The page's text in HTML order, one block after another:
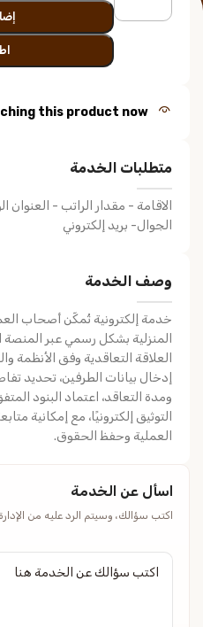
this product now!
متطلبات الخدمة
الاقامة - مقدار الراتب - العنوان
الجوال- بريد إلكتروني
وصف الخدمة
خدمة إلكترونية تُمكّن أصحاب
المنزلية بشكل رسمي عبر
العلاقة التعاقدية وفق الأنظمة
إدخال بيانات الطرفين، تحديد
ومدة التعاقد، اعتماد البنود
التوثيق إلكترونيًا، مع إمكانية
العملية وحفظ الحقوق.
اسأل عن الخدمة
اكتب سؤالك، وسيتم الرد عليه من